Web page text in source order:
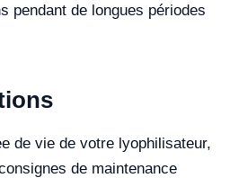
pendant de longues périodes
de vie de votre lyophilisateur,
de maintenance